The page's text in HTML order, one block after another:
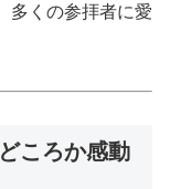
多くの参拝者に愛
ころか感動